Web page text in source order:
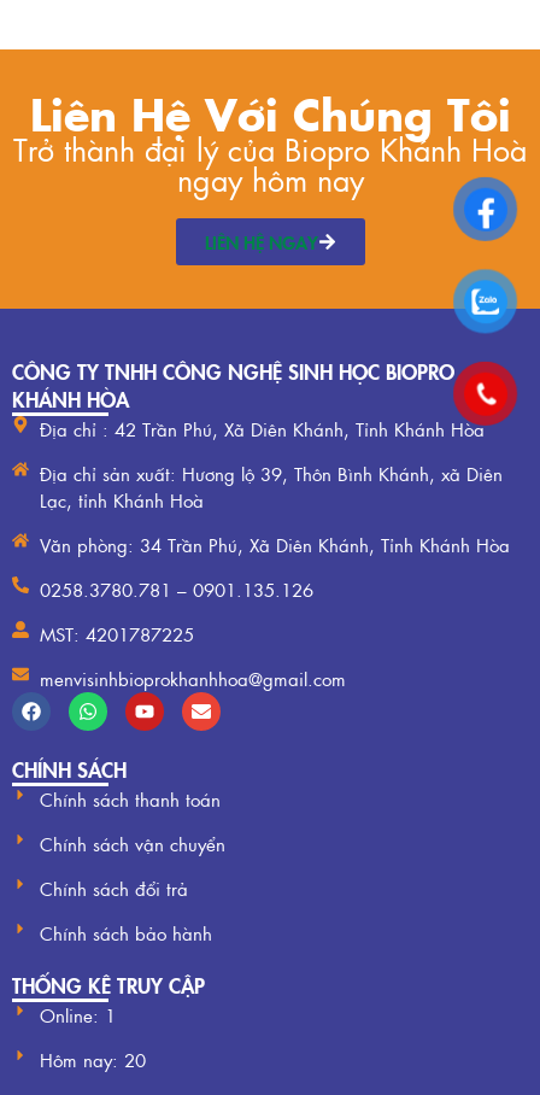
Liên Hệ Với Chúng Tôi
Trở thành đại lý của Biopro Khánh Hoà
ngay hôm nay
LIÊN HỆ NGAY
CÔNG TY TNHH CÔNG NGHỆ SINH HỌC BIOPRO
KHÁNH HÒA
Địa chỉ : 42 Trần Phú, Xã Diên Khánh, Tỉnh Khánh Hòa
Địa chỉ sản xuất: Hương lộ 39, Thôn Bình Khánh, xã Diên
Lạc, tỉnh Khánh Hoà
Văn phòng: 34 Trần Phú, Xã Diên Khánh, Tỉnh Khánh Hòa
0258.3780.781 – 0901.135.126
MST: 4201787225
menvisinhbioprokhanhhoa@gmail.com
CHÍNH SÁCH
Chính sách thanh toán
Chính sách vận chuyển
Chính sách đổi trả
Chính sách bảo hành
THỐNG KÊ TRUY CẬP
Online: 1
Hôm nay: 20